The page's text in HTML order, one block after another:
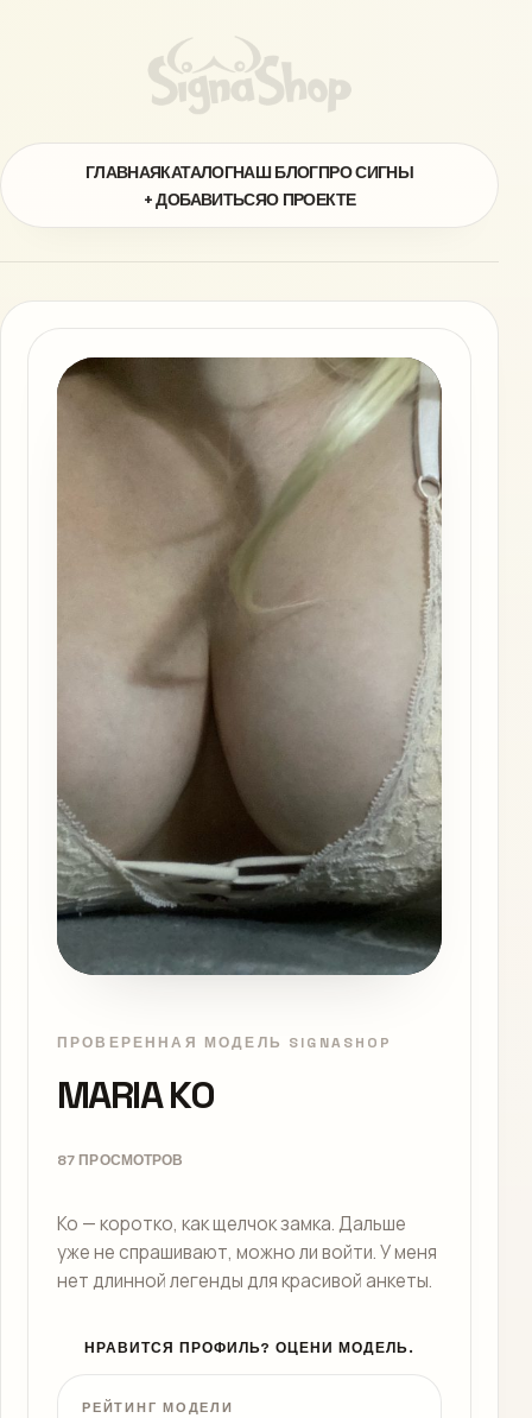
ГЛАВНАЯКАТАЛОГНАШ БЛОГПРО СИГНЫ
+ ДОБАВИТЬСЯО ПРОЕКТЕ
ПРОВЕРЕННАЯ МОДЕЛЬ SIGNASHOP
MARIA KO
87 ПРОСМОТРОВ
Ko — коротко, как щелчок замка. Дальше
уже не спрашивают, можно ли войти. У меня
нет длинной легенды для красивой анкеты.
НРАВИТСЯ ПРОФИЛЬ? ОЦЕНИ МОДЕЛЬ.
РЕЙТИНГ МОДЕЛИ